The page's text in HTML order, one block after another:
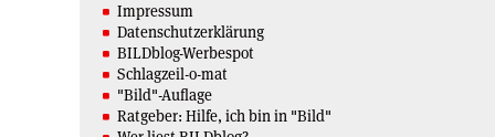
Impressum
Datenschutzerklärung
BILDblog-Werbespot
Schlagzeil-o-mat
"Bild"-Auflage
Ratgeber: Hilfe, ich bin in "Bild"